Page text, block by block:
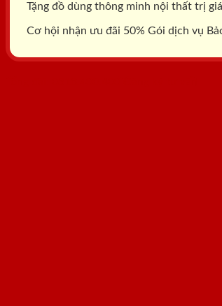
Tặng đồ dùng thông minh nội thất trị giá
Cơ hội nhận ưu đãi 50% Gói dịch vụ